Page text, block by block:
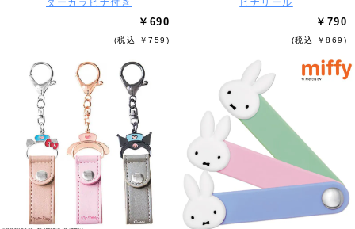
ダーカラビナ付き
￥690
(税込 ￥759)
ビナリール
￥790
(税込 ￥869)